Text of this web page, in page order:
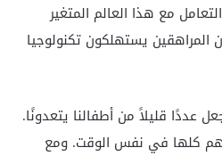
مع هذا العالم المتغير
يستهلكون تكنولوجيا
عددًا قليلاً من أطفالنا يتعدونًا.
كلها في نفس الوقت. ومع